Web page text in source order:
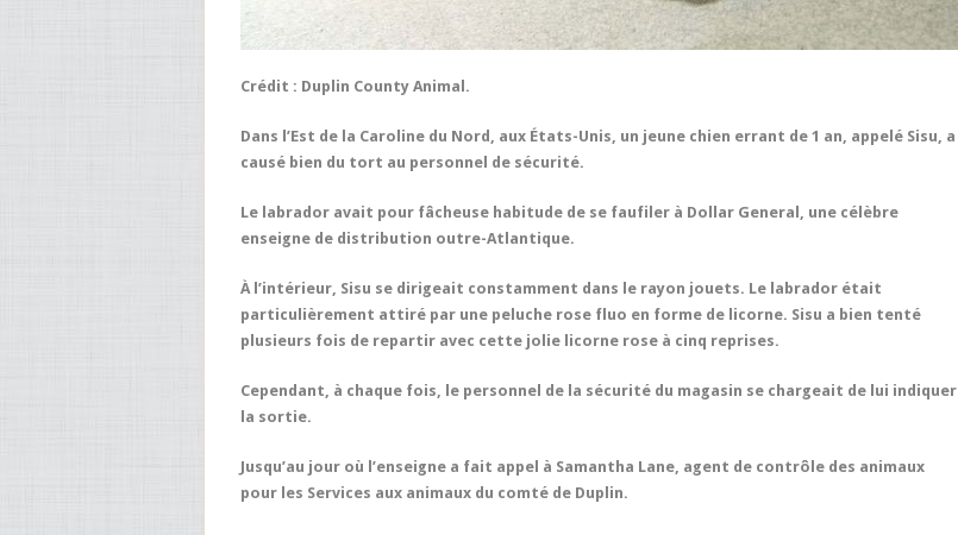
Crédit : Duplin County Animal.
Dans l’Est de la Caroline du Nord, aux États-Unis, un jeune chien errant de 1 an, appelé Sisu, a
causé bien du tort au personnel de sécurité.
Le labrador avait pour fâcheuse habitude de se faufiler à Dollar General, une célèbre
enseigne de distribution outre-Atlantique.
À l’intérieur, Sisu se dirigeait constamment dans le rayon jouets. Le labrador était
particulièrement attiré par une peluche rose fluo en forme de licorne. Sisu a bien tenté
plusieurs fois de repartir avec cette jolie licorne rose à cinq reprises.
Cependant, à chaque fois, le personnel de la sécurité du magasin se chargeait de lui indiquer
la sortie.
Jusqu’au jour où l’enseigne a fait appel à Samantha Lane, agent de contrôle des animaux
pour les Services aux animaux du comté de Duplin.